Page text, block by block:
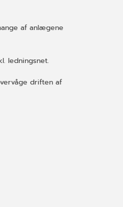
af anlægene
ledningsnet.
driften af